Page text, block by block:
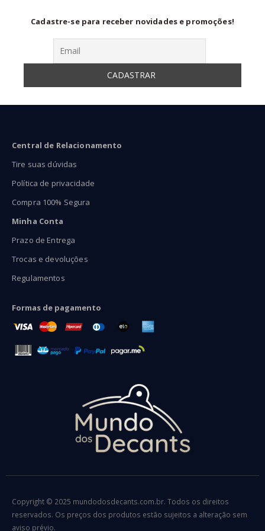
Cadastre-se para receber novidades e promoções!
Central de Relacionamento
Tire suas dúvidas
Política de privacidade
Compra 100% Segura
Minha Conta
Prazo de Entrega
Trocas e devoluções
Regulamentos
Formas de pagamento
Copyright © 2025 mundodosdecants.com.br. Todos os direitos
reservados. Os preços dos produtos estão sujeitos a alteração sem
aviso prévio.